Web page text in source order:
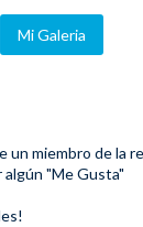
Mi Galeria
un miembro de la
algún "Me Gusta"